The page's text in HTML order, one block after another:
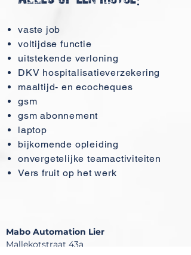
vaste job
voltijdse functie
uitstekende verloning
DKV hospitalisatieverzekering
maaltijd- en ecocheques
gsm
gsm abonnement
laptop
bijkomende opleiding
onvergetelijke teamactiviteiten
Vers fruit op het werk
Mabo Automation Lier
Mallekotstraat 43a